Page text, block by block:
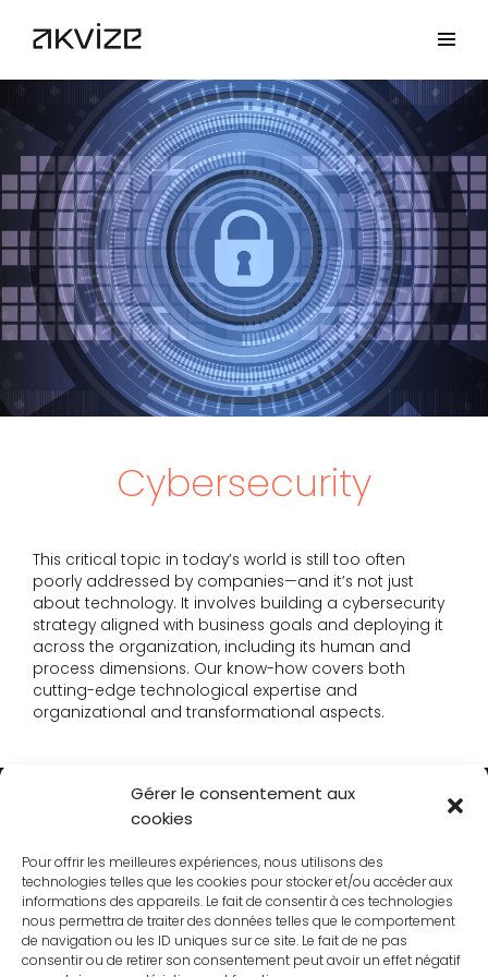
Gérer le consentement aux
cookies
Pour offrir les meilleures expériences, nous utilisons des
technologies telles que les cookies pour stocker et/ou accéder aux
informations des appareils. Le fait de consentir à ces technologies
nous permettra de traiter des données telles que le comportement
de navigation ou les ID uniques sur ce site. Le fait de ne pas
consentir ou de retirer son consentement peut avoir un effet négatif
Cybersecurity
This critical topic in today’s world is still too often
poorly addressed by companies—and it’s not just
about technology. It involves building a cybersecurity
strategy aligned with business goals and deploying it
across the organization, including its human and
process dimensions. Our know-how covers both
cutting-edge technological expertise and
organizational and transformational aspects.
CONTACT